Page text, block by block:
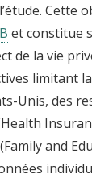
Cette
et constitue
de la vie
limitant
Unis, des
and